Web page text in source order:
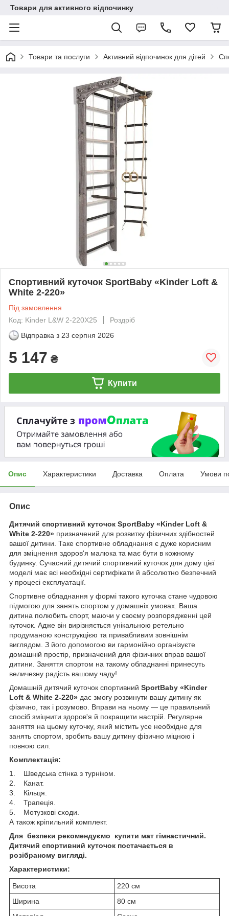
Товари для активного відпочинку
Товари та послуги Активний відпочинок для дітей
Спортивний куточок SportBaby «Kinder Loft &
White 2-220»
Під замовлення
Код: Kinder L&W 2-220Х25
Роздріб
Відправка з 23 серпня 2026
5 147 ₴
Купити
Опис Характеристики Доставка Оплата Умови
Опис
Дитячий спортивний куточок SportBaby «Kinder Loft &
White 2-220» призначений для розвитку фізичних здібностей
вашої дитини. Таке спортивне обладнання є дуже корисним
для зміцнення здоров'я малюка та має бути в кожному
будинку. Сучасний дитячий спортивний куточок для дому цієї
моделі має всі необхідні сертифікати й абсолютно безпечний
у процесі експлуатації.
Спортивне обладнання у формі такого куточка стане чудовою
підмогою для занять спортом у домашніх умовах. Ваша
дитина полюбить спорт, маючи у своєму розпорядженні цей
куточок. Адже він вирізняється унікальною ретельно
продуманою конструкцією та привабливим зовнішнім
виглядом. З його допомогою ви гармонійно організуєте
домашній простір, призначений для фізичних вправ вашої
дитини. Заняття спортом на такому обладнанні принесуть
величезну радість вашому чаду!
Домашній дитячий куточок спортивний SportBaby «Kinder
Loft & White 2-220» дає змогу розвинути вашу дитину як
фізично, так і розумово. Вправи на ньому — це правильний
спосіб зміцнити здоров'я й покращити настрій. Регулярне
заняття на цьому куточку, який містить усе необхідне для
занять спортом, зробить вашу дитину фізично міцною і
повною сил.
Комплектація:
1. Шведська стінка з турніком.
2. Канат.
3. Кільця.
4. Трапеція.
5. Мотузкові сходи.
А також кріпильний комплект.
Для безпеки рекомендуємо купити мат гімнастичний.
Дитячий спортивний куточок постачається в
розібраному вигляді.
Характеристики:
Висота
220 см
Ширина
80 см